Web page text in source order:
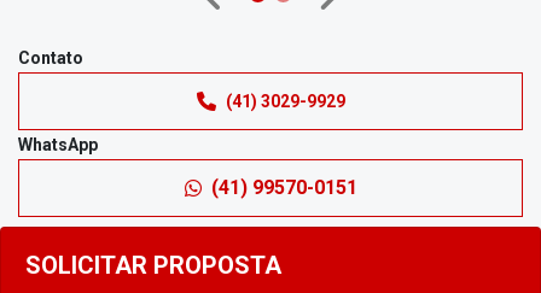
SOLICITAR PROPOSTA
Anterior Próximo
Contato
(41) 3029-9929
WhatsApp
(41) 99570-0151